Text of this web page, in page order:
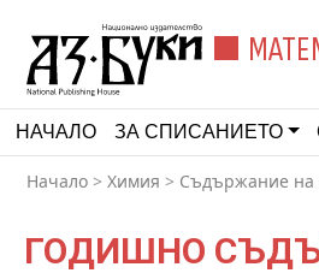
НАЧАЛО ЗА СПИСАНИЕТО
Начало > Химия > Съдържание на
ГОДИШНО